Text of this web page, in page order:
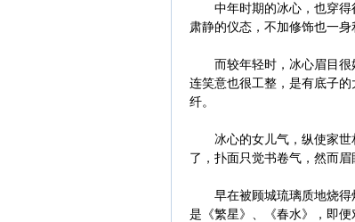
中年时期的冰心，也穿得
肃静的仪态，不加修饰也一身
而较年轻时，冰心眉目很
连笑意也很工整，是有底子
纤。
冰心的女儿气，纵使家世
了，扑面只觉书卷气，然而眉
早在被顾城琉璃质地烧得
是《繁星》、《春水》，即